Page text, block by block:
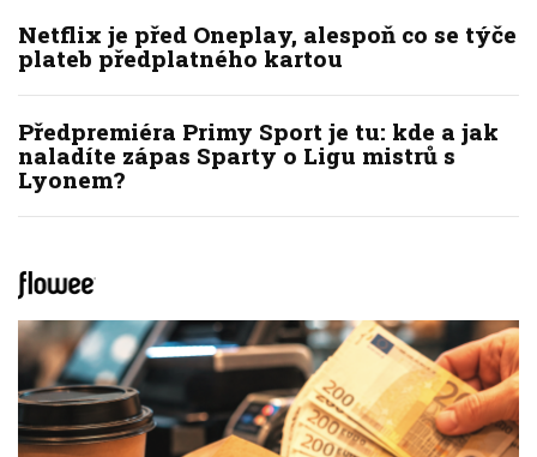
Netflix je před Oneplay, alespoň co se týče
plateb předplatného kartou
Předpremiéra Primy Sport je tu: kde a jak
naladíte zápas Sparty o Ligu mistrů s
Lyonem?